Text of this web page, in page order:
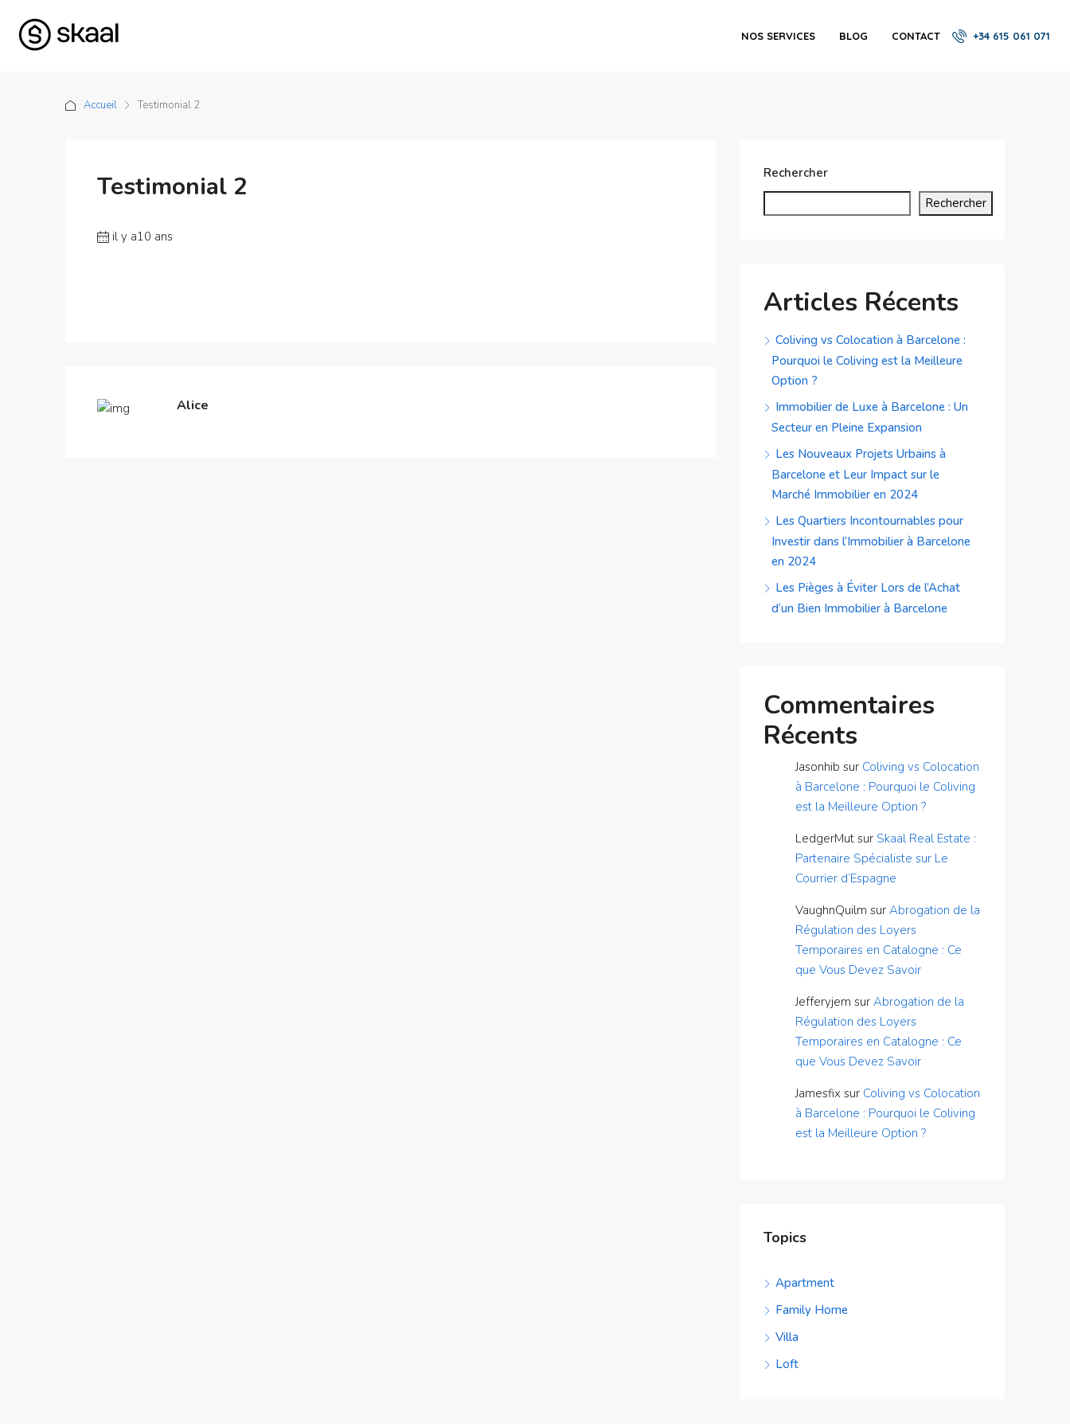
NOS SERVICES BLOG CONTACT +34 615 061 071
Accueil Testimonial 2
Testimonial 2
il y a10 ans
Alice
Rechercher
Rechercher
Articles Récents
Coliving vs Colocation à Barcelone :
Pourquoi le Coliving est la Meilleure
Option ?
Immobilier de Luxe à Barcelone : Un
Secteur en Pleine Expansion
Les Nouveaux Projets Urbains à
Barcelone et Leur Impact sur le
Marché Immobilier en 2024
Les Quartiers Incontournables pour
Investir dans l’Immobilier à Barcelone
en 2024
Les Pièges à Éviter Lors de l’Achat
d’un Bien Immobilier à Barcelone
Commentaires
Récents
Jasonhib sur Coliving vs Colocation
à Barcelone : Pourquoi le Coliving
est la Meilleure Option ?
LedgerMut sur Skaal Real Estate :
Partenaire Spécialiste sur Le
Courrier d’Espagne
VaughnQuilm sur Abrogation de la
Régulation des Loyers
Temporaires en Catalogne : Ce
que Vous Devez Savoir
Jefferyjem sur Abrogation de la
Régulation des Loyers
Temporaires en Catalogne : Ce
que Vous Devez Savoir
Jamesfix sur Coliving vs Colocation
à Barcelone : Pourquoi le Coliving
est la Meilleure Option ?
Topics
Apartment
Family Home
Villa
Loft